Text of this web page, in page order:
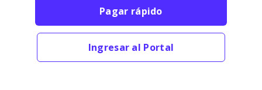
Pagar rápido
Ingresar al Portal